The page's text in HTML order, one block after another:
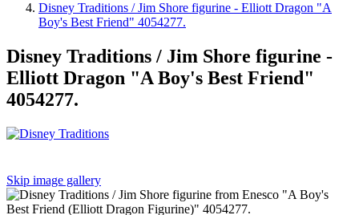
Disney Traditions / Jim Shore figurine - Elliott Dragon "A
Boy's Best Friend" 4054277.
Disney Traditions / Jim Shore figurine -
Elliott Dragon "A Boy's Best Friend"
4054277.
Skip image gallery